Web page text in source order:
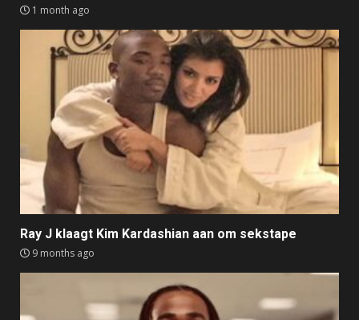
1 month ago
Ray J klaagt Kim Kardashian aan om sekstape
9 months ago